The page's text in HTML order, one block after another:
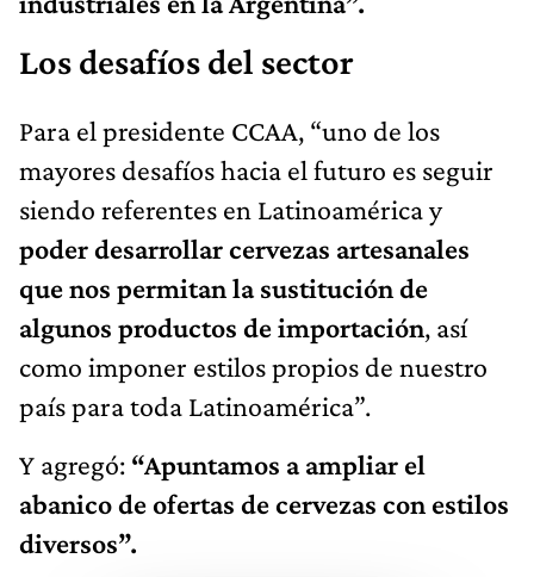
Los desafíos del sector
Para el presidente CCAA, “uno de los
mayores desafíos hacia el futuro es seguir
siendo referentes en Latinoamérica y
poder desarrollar cervezas artesanales
que nos permitan la sustitución de
algunos productos de importación, así
como imponer estilos propios de nuestro
país para toda Latinoamérica”.
Y agregó: “Apuntamos a ampliar el
abanico de ofertas de cervezas con estilos
diversos”.